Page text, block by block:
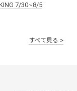
7/30~8/5
すべて見る